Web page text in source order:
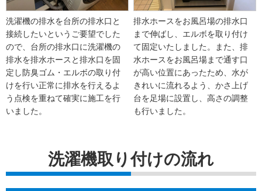
洗濯機の排水を台所の排水口と
接続したいというご要望でした
ので、台所の排水口に洗濯機の
排水を排水ホースと排水口を固
定し防臭ゴム・エルボの取り付
けを行い正常に排水を行えるよ
う点検を重ねて確実に施工を行
いました。
排水ホースをお風呂場の排水口
まで伸ばし、エルボを取り付け
て固定いたしました。また、排
水ホースをお風呂場まで通す口
が高い位置にあったため、水が
きれいに流れるよう、かさ上げ
台を足場に設置し、高さの調整
も行いました。
洗濯機取り付けの流れ